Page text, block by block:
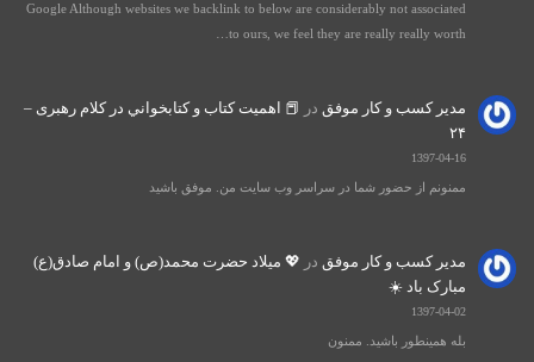
Google Although websites we backlink to below are considerably not associated
to ours, we feel they are really really worth…
مدیر کسب و کار موفق در 📕 اهميت كتاب و كتابخواني در كلام رهبری –
۲۴
1397-04-16
ممنونم از حضور شما در سراسر وب سایت من. موفق باشید
مدیر کسب و کار موفق در 💖 میلاد حضرت محمد(ص) و امام صادق(ع)
مبارک باد ☀️
1397-04-02
بله همینطور باشید. ممنون